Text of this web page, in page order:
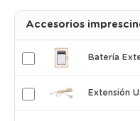
Accesorios
Batería
Extensión